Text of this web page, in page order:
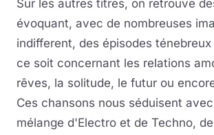
Sur les autres titres, on retrouve
évoquant, avec de nombreuses
indifferent, des épisodes
ce soit concernant les relations
rêves, la solitude, le futur ou
Ces chansons nous séduisent
mélange d'Electro et de Techno,